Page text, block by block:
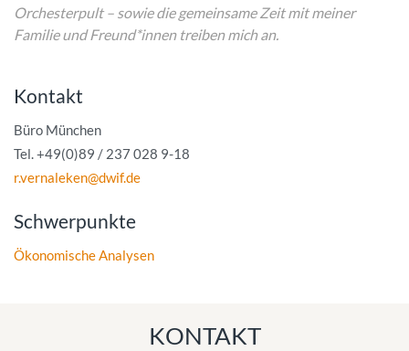
Orchesterpult – sowie die gemeinsame Zeit mit meiner
Familie und Freund*innen treiben mich an.
Kontakt
Büro München
Tel. +49(0)89 / 237 028 9-18
r.vernaleken@dwif.de
Schwerpunkte
Ökonomische Analysen
KONTAKT